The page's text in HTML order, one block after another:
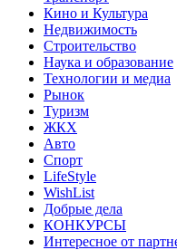
Кино и Культура
Недвижимость
Строительство
Наука и образование
Технологии и медиа
Рынок
Туризм
ЖКХ
Авто
Спорт
LifeStyle
WishList
Добрые дела
КОНКУРСЫ
Интересное от